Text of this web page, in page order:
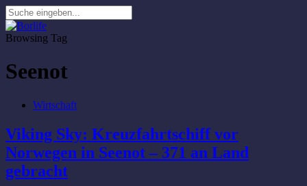
Browsing Tag
Seenot
Wirtschaft
Viking Sky: Kreuzfahrtschiff vor
Norwegen in Seenot – 371 an Land
gebracht